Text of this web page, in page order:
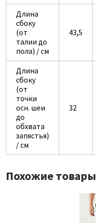
Длина
сбоку
(от
талии до
пола) / см
43,5
Длина
сбоку
(от
точки
осн. шеи
до
обхвата
запястья)
/ см
32
Похожие товары